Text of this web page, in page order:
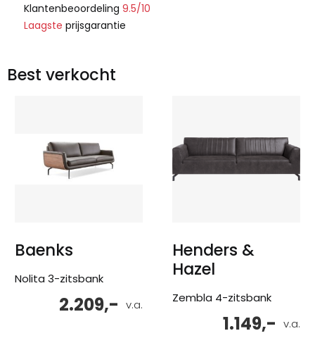
Klantenbeoordeling 9.5/10
Laagste prijsgarantie
Best verkocht
Baenks
Nolita 3-zitsbank
v.a.
2.209,-
Henders &
Hazel
Zembla 4-zitsbank
v.a.
1.149,-